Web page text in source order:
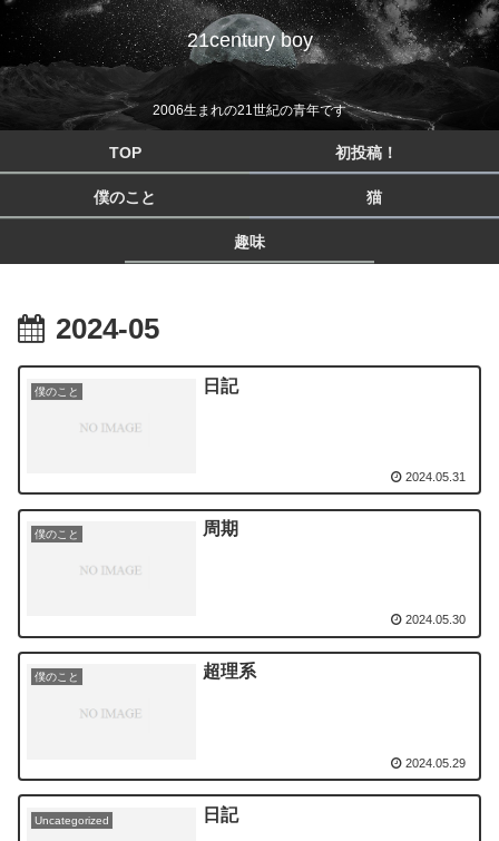
21century boy
2006生まれの21世紀の青年です
TOP 初投稿！
僕のこと 猫
趣味
2024-05
僕のこと 日記
2024.05.31
僕のこと 周期
2024.05.30
僕のこと 超理系
2024.05.29
Uncategorized 日記